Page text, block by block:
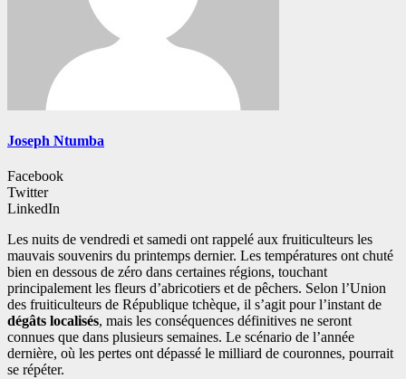
Joseph Ntumba
Facebook
Twitter
LinkedIn
Les nuits de vendredi et samedi ont rappelé aux fruiticulteurs les
mauvais souvenirs du printemps dernier. Les températures ont chuté
bien en dessous de zéro dans certaines régions, touchant
principalement les fleurs d’abricotiers et de pêchers. Selon l’Union
des fruiticulteurs de République tchèque, il s’agit pour l’instant de
dégâts localisés, mais les conséquences définitives ne seront
connues que dans plusieurs semaines. Le scénario de l’année
dernière, où les pertes ont dépassé le milliard de couronnes, pourrait
se répéter.